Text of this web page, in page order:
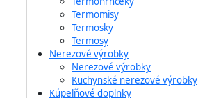
Termomisy
Termosky
Termosy
Nerezové výrobky
Nerezové výrobky
Kuchynské nerezové výrobky
Kúpeľňové doplnky